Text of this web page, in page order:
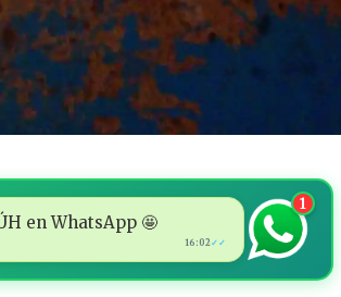
en WhatsApp 🤩
16:02✓✓
1